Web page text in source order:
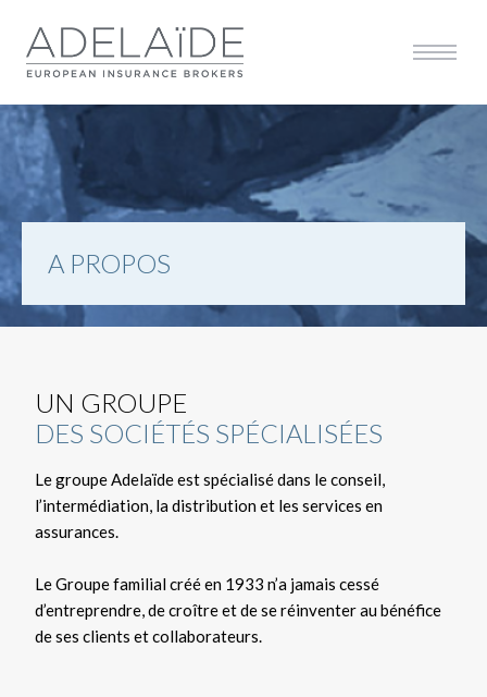
A PROPOS
UN GROUPE
DES SOCIÉTÉS SPÉCIALISÉES
Le groupe Adelaïde est spécialisé dans le conseil,
l’intermédiation, la distribution et les services en
assurances.
Le Groupe familial créé en 1933 n’a jamais cessé
d’entreprendre, de croître et de se réinventer au bénéfice
de ses clients et collaborateurs.